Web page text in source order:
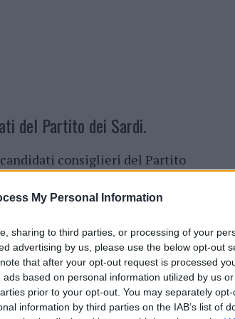
My Personal Information
sharing to third parties, or processing of your
advertising by us, please use the below opt-out
that after your opt-out request is processed
based on personal information utilized by us
prior to your opt-out. You may separately
information by third parties on the IAB’s list of
del Partito dei Sardi.
candidati consiglieri del Partito
elezioni regionali.
Pierpaola Isoni, Paola
e Gian Domenico Scotto,
squadra che sosterrà la
di Paolo Maninchedda alla
della Regione.